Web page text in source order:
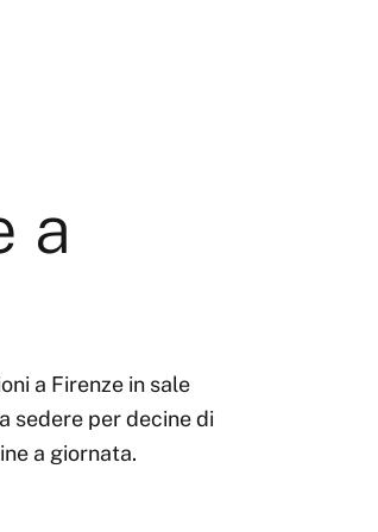
a
a Firenze in sale
sedere per decine di
a giornata.